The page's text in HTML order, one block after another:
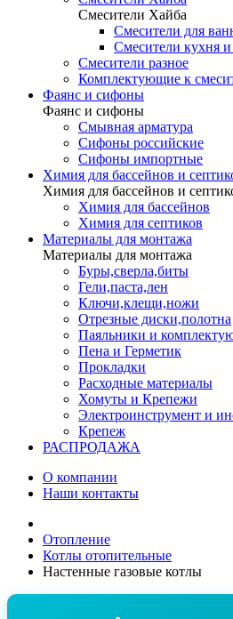
Смесители Хайба
Смесители для
Смесители кухня
Смесители разное
Комплектующие к
Фаянс и сифоны
Фаянс и сифоны
Смывная арматура
Сифоны российские
Сифоны импортные
Химия для бассейнов и
Химия для бассейнов и
Химия для бассейнов
Химия для септиков
Материалы для монтажа
Материалы для монтажа
Буры,сверла,биты
Гели,паста,лен
Ключи,клещи,ножи
Отрезные диски,полотна
Паяльники и
Пена и Герметик
Прокладки
Расходные материалы
Хомуты и Крепежи
Электроинструмент и
Крепеж
РАСПРОДАЖА
О компании
Наши контакты
Отопление
Котлы отопительные
Настенные газовые котлы